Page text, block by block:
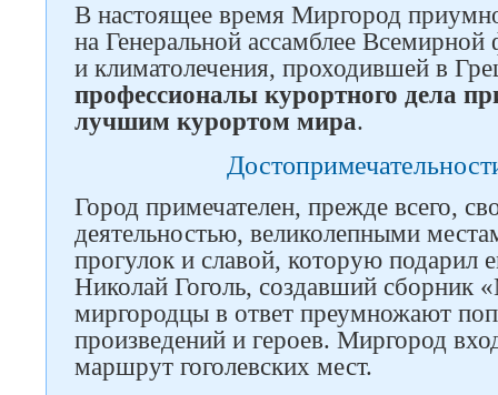
В настоящее время Миргород
на Генеральной ассамблее Всемирной
и климатолечения, проходившей в
профессионалы курортного дела
лучшим курортом мира.
Город примечателен, прежде всего,
деятельностью, великолепными
прогулок и славой, которую подарил
Николай Гоголь, создавший сборник
миргородцы в ответ преумножают
произведений и героев. Миргород
маршрут гоголевских мест.